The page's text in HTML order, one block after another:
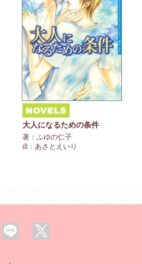
大人になるための条件
著：ふゆの仁子
ill：あさとえいり